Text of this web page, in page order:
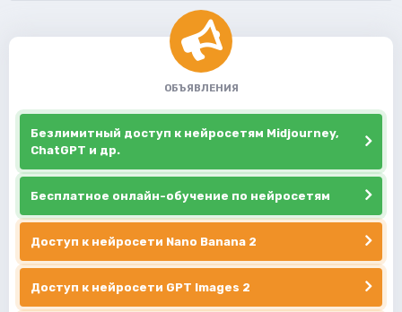
ОБЪЯВЛЕНИЯ
Безлимитный доступ к нейросетям Midjourney,
ChatGPT и др.
Бесплатное онлайн-обучение по нейросетям
Доступ к нейросети Nano Banana 2
Доступ к нейросети GPT Images 2